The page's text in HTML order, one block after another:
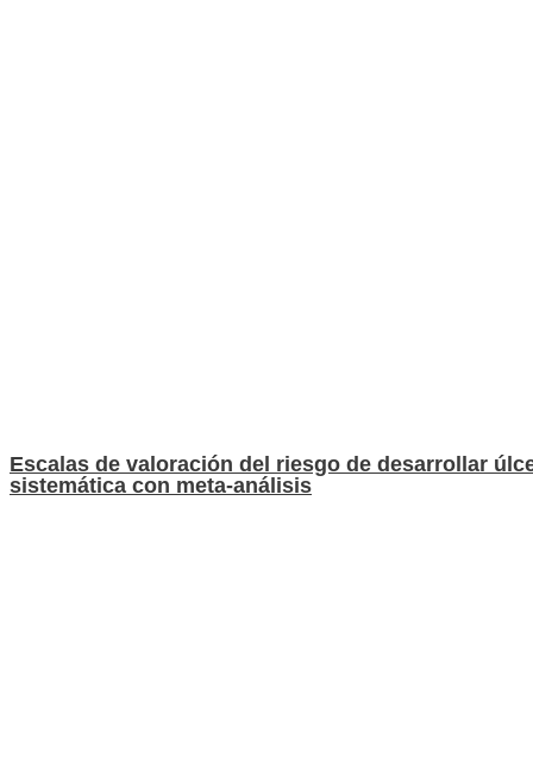
Escalas de valoración del riesgo de desarrollar
sistemática con meta-análisis